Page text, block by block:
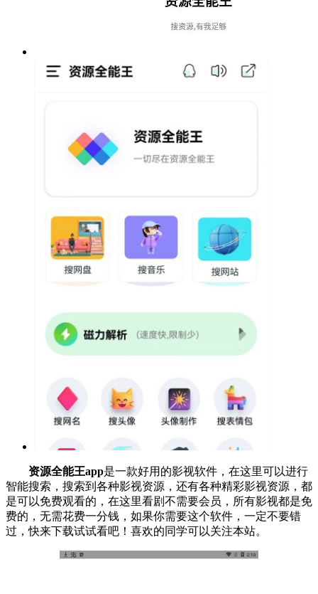
资源全能王app是一款好用的影视软件，在这里可以进行
智能搜索，搜索到各种影视资源，还有各种精彩影视资源，都
是可以免费观看的，在这里看剧不需要会员，所有影视都是免
费的，无需花费一分钱，如果你需要这个软件，一定不要错
过，快来下载试试看吧！喜欢的同学可以关注本站。